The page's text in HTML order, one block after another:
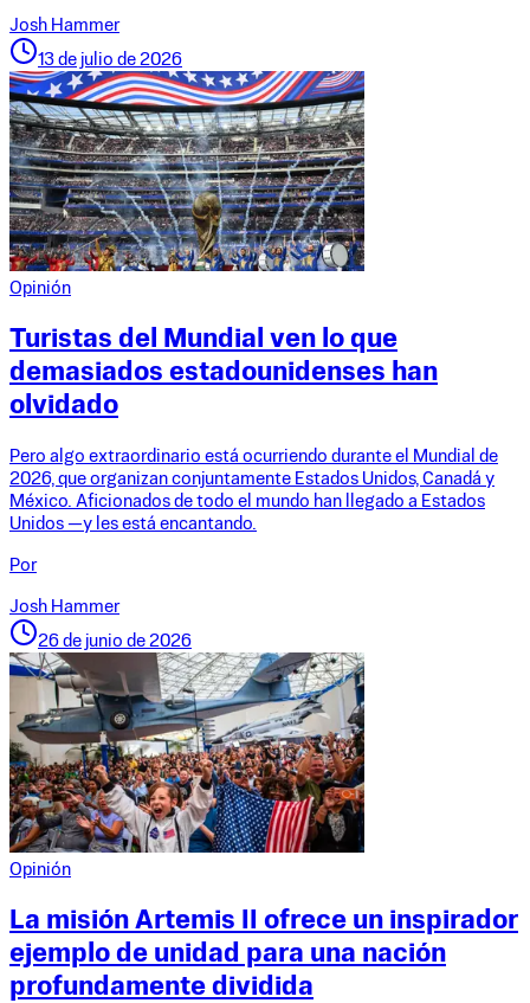
Josh Hammer
13 de julio de 2026
Opinión
Turistas del Mundial ven lo que
demasiados estadounidenses han
olvidado
Pero algo extraordinario está ocurriendo durante el Mundial de
2026, que organizan conjuntamente Estados Unidos, Canadá y
México. Aficionados de todo el mundo han llegado a Estados
Unidos —y les está encantando.
Por
Josh Hammer
26 de junio de 2026
Opinión
La misión Artemis II ofrece un inspirador
ejemplo de unidad para una nación
profundamente dividida